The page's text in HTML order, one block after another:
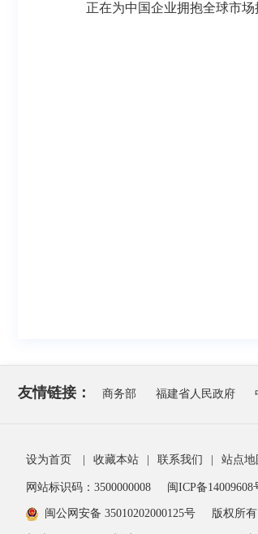
正在为中国企业拥抱全球市场
友情链接： 商务部 福建省人民政府
设为首页 收藏本站 联系我们 站点地
网站标识码：3500000008 闽ICP备14009608
闽公网安备 35010202000125号 版权所